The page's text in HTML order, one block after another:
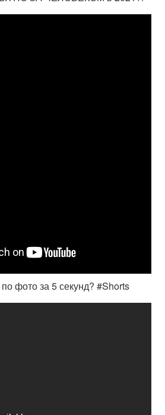
фото за 5 секунд? #Shorts